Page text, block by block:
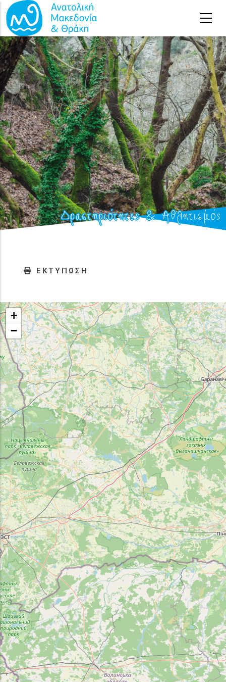
Παράκαμψη προς το κυρίως περιεχόμενο
Δραστηριότητες & Αθλητισμός
ΕΚΤΥΠΩΣΗ
+
−